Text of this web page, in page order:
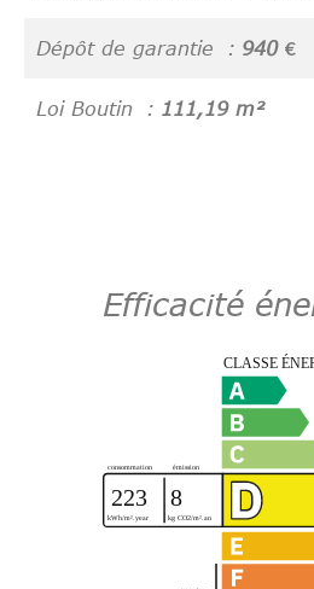
Dépôt de garantie 940 €
Loi Boutin 111,19 m²
Efficacité